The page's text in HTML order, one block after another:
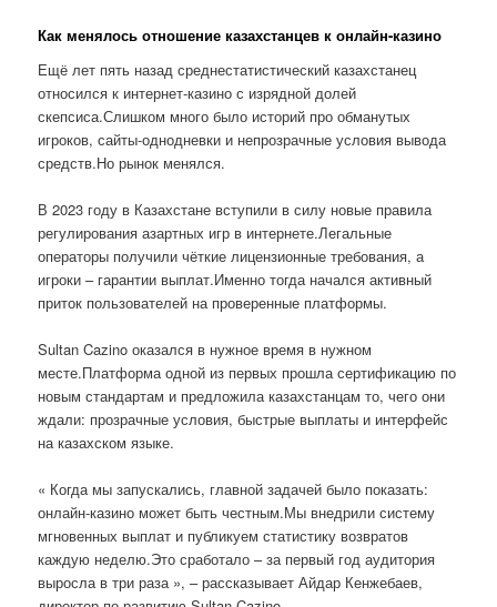
Как менялось отношение казахстанцев к онлайн-казино
Ещё лет пять назад среднестатистический казахстанец
относился к интернет-казино с изрядной долей
скепсиса.Слишком много было историй про обманутых
игроков, сайты-однодневки и непрозрачные условия вывода
средств.Но рынок менялся.
В 2023 году в Казахстане вступили в силу новые правила
регулирования азартных игр в интернете.Легальные
операторы получили чёткие лицензионные требования, а
игроки – гарантии выплат.Именно тогда начался активный
приток пользователей на проверенные платформы.
Sultan Cazino оказался в нужное время в нужном
месте.Платформа одной из первых прошла сертификацию по
новым стандартам и предложила казахстанцам то, чего они
ждали: прозрачные условия, быстрые выплаты и интерфейс
на казахском языке.
« Когда мы запускались, главной задачей было показать:
онлайн-казино может быть честным.Мы внедрили систему
мгновенных выплат и публикуем статистику возвратов
каждую неделю.Это сработало – за первый год аудитория
выросла в три раза », – рассказывает Айдар Кенжебаев,